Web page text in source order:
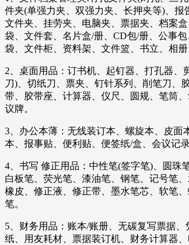
件夹(单强力夹、双强力夹、长押夹等)、报
文件夹、挂劳夹、电脑夹、票据夹、档案
袋、文件套、名片盒/册、CD包/册、公事
袋、文件柜、资料架、文件篮、书立、相册
2、桌面用品：订书机、起钉器、打孔器、
刀)、切纸刀、票夹、钉针系列、削笔刀、
带、胶带座、计算器、仪尺、圆规、笔筒
议牌。
3、办公本薄：无线装订本、螺旋本、皮面
本、报事贴、便利贴、便签纸/盒、会议记录
4、书写 修正用品：中性笔(签字笔)、圆珠
白板笔、荧光笔、漆油笔、钢笔、记号笔、
橡皮、修正液、修正带、墨水笔芯、软笔
笔。
5、财务用品：账本/账册、无碳复写票据、
纸、用友耗材、票据装订机、财务计算器